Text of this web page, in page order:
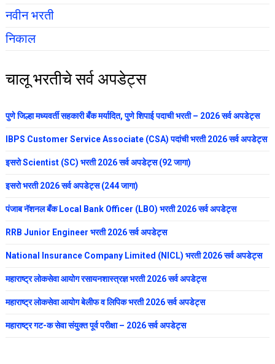
नवीन भरती
निकाल
चालू भरतीचे सर्व अपडेट्स
पुणे जिल्हा मध्यवर्ती सहकारी बँक मर्यादित, पुणे शिपाई पदाची भरती – 2026 सर्व अपडेट्स
IBPS Customer Service Associate (CSA) पदांची भरती 2026 सर्व अपडेट्स
इसरो Scientist (SC) भरती 2026 सर्व अपडेट्स (92 जागा)
इसरो भरती 2026 सर्व अपडेट्स (244 जागा)
पंजाब नॅशनल बँक Local Bank Officer (LBO) भरती 2026 सर्व अपडेट्स
RRB Junior Engineer भरती 2026 सर्व अपडेट्स
National Insurance Company Limited (NICL) भरती 2026 सर्व अपडेट्स
महाराष्ट्र लोकसेवा आयोग रसायनशास्त्रज्ञ भरती 2026 सर्व अपडेट्स
महाराष्ट्र लोकसेवा आयोग बेलीफ व लिपिक भरती 2026 सर्व अपडेट्स
महाराष्ट्र गट-क सेवा संयुक्त पूर्व परीक्षा – 2026 सर्व अपडेट्स